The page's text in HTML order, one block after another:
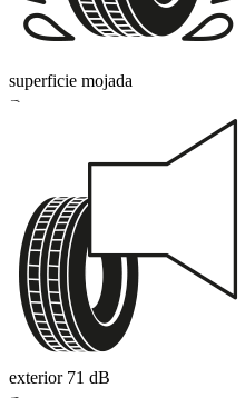
superficie mojada
B
exterior 71 dB